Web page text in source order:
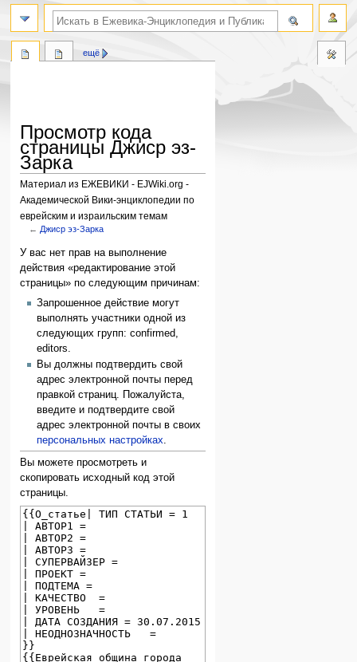
Просмотр кода
страницы Джиср эз-
Зарка
Материал из ЕЖЕВИКИ - EJWiki.org -
Академической Вики-энциклопедии по
еврейским и израильским темам
← Джиср эз-Зарка
Перейти
к
навигации
Перейти
к
поиску
У вас нет прав на выполнение
действия «редактирование этой
страницы» по следующим причинам:
Запрошенное действие могут
выполнять участники одной из
следующих групп: confirmed,
editors.
Вы должны подтвердить свой
адрес электронной почты перед
правкой страниц. Пожалуйста,
введите и подтвердите свой
адрес электронной почты в своих
персональных настройках.
Вы можете просмотреть и
скопировать исходный код этой
страницы.
ещё
поиск по словам